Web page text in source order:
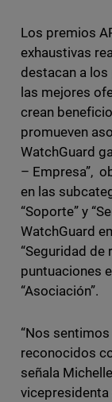
Los premios
exhaustivas
destacan a los
las mejores
crean
promueven
WatchGuard
– Empresa”,
en las
“Soporte” y
WatchGuard
“Seguridad de
puntuaciones
“Asociación”.
“Nos
reconocidos
señala